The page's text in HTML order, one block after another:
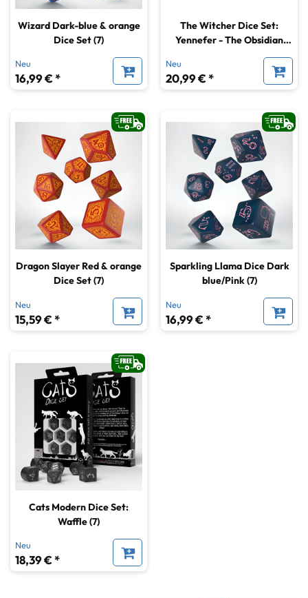
Wizard Dark-blue & orange
Dice Set (7)
Neu
16,99 € *
The Witcher Dice Set:
Yennefer - The Obsidian
Neu
20,99 € *
Dragon Slayer Red & orange
Dice Set (7)
Neu
15,59 € *
Sparkling Llama Dice Dark
blue/Pink (7)
Neu
16,99 € *
Cats Modern Dice Set:
Waffle (7)
Neu
18,39 € *